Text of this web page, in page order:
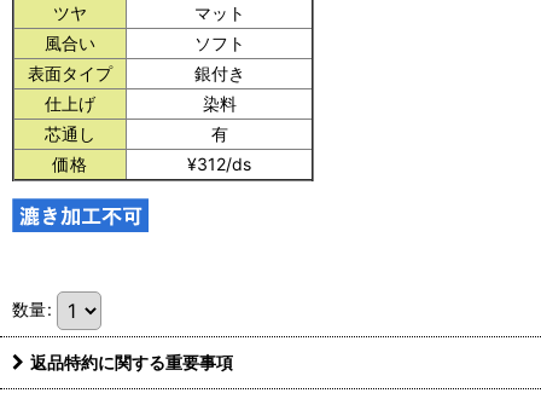
ツヤ
マット
風合い
ソフト
表面タイプ
銀付き
仕上げ
染料
芯通し
有
価格
¥312/ds
数量:
返品特約に関する重要事項